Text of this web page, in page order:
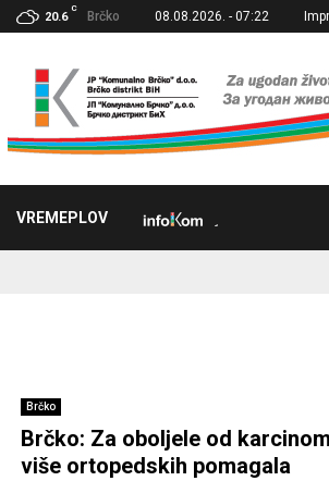
20.6
C
Brčko 08.08.2026. - 07:22
VREMEPLOV
Brčko
Brčko: Za oboljele od
više ortopedskih pomagala